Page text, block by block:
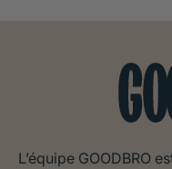
L’équipe GOODBRO